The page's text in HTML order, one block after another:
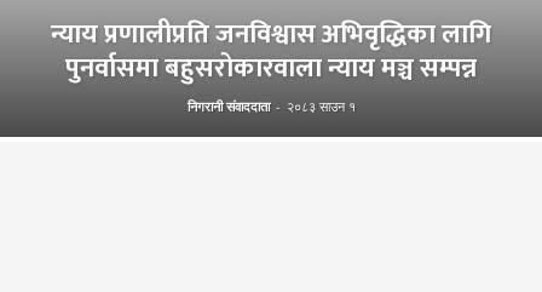
न्याय प्रणालीप्रति जनविश्वास अभिवृद्धिका लागि
पुनर्वासमा बहुसरोकारवाला न्याय मञ्च सम्पन्न
निगरानी संवाददाता - २०८३ साउन १